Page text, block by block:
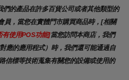
的產品在許多百貨公司或者其他類型的
員，當您在實體門市購買商品時，[相關
有使用POS功能]當您訪問本商店，我們
應的應用程式）時，我們還可能通過自
信標等技術蒐集有關您的設備或使用的